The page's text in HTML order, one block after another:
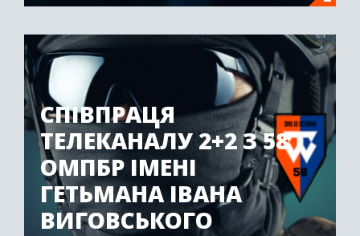
СПІВПРАЦЯ
ТЕЛЕКАНАЛУ 2+2 З 58
ОМПБР ІМЕНІ
ГЕТЬМАНА ІВАНА
ВИГОВСЬКОГО